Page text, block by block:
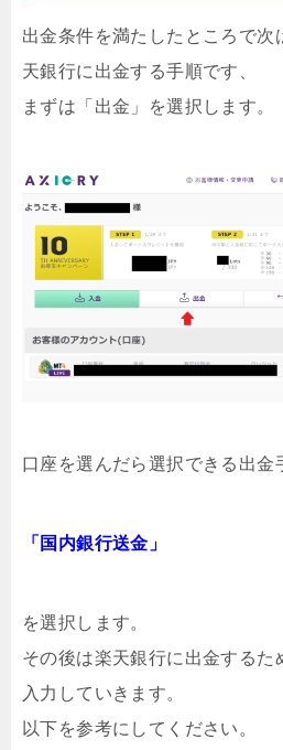
出金条件を満たしたところで次
天銀行に出金する手順です、
まずは「出金」を選択します。
口座を選んだら選択できる出金
「国内銀行送金」
を選択します。
その後は楽天銀行に出金するた
入力していきます。
以下を参考にしてください。